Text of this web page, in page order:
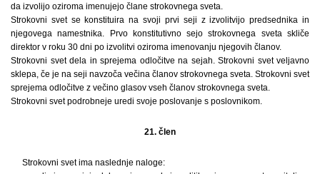
da izvolijo oziroma imenujejo člane strokovnega sveta.
Strokovni svet se konstituira na svoji prvi seji z izvolitvijo predsednika in
njegovega namestnika. Prvo konstitutivno sejo strokovnega sveta skliče
direktor v roku 30 dni po izvolitvi oziroma imenovanju njegovih članov.
Strokovni svet dela in sprejema odločitve na sejah. Strokovni svet veljavno
sklepa, če je na seji navzoča večina članov strokovnega sveta. Strokovni svet
sprejema odločitve z večino glasov vseh članov strokovnega sveta.
Strokovni svet podrobneje uredi svoje poslovanje s poslovnikom.
21. člen
Strokovni svet ima naslednje naloge: